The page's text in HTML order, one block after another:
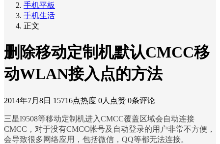
手机平板
手机生活
正文
删除移动定制机默认CMCC移
动WLAN接入点的方法
2014年7月8日 15716点热度 0人点赞 0条评论
三星I9508等移动定制机进入CMCC覆盖区域会自动连接
CMCC，对于没有CMCC帐号及自动登录的用户非常不方便，
会导致很多网络应用，包括微信，QQ等都无法连接。